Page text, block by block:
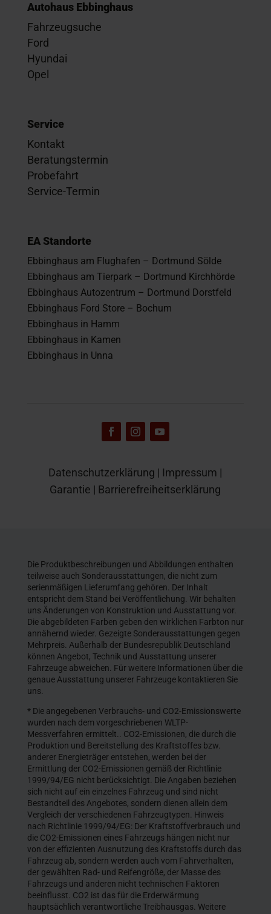
Autohaus Ebbinghaus
Fahrzeugsuche
Ford
Hyundai
Opel
Service
Kontakt
Beratungstermin
Probefahrt
Service-Termin
EA Standorte
Ebbinghaus am Flughafen – Dortmund Sölde
Ebbinghaus am Tierpark – Dortmund Kirchhörde
Ebbinghaus Autozentrum – Dortmund Dorstfeld
Ebbinghaus Ford Store – Bochum
Ebbinghaus in Hamm
Ebbinghaus in Kamen
Ebbinghaus in Unna
Datenschutzerklärung | Impressum |
Garantie | Barrierefreiheitserklärung
Die Produktbeschreibungen und Abbildungen enthalten
teilweise auch Sonderausstattungen, die nicht zum
serienmäßigen Lieferumfang gehören. Der Inhalt
entspricht dem Stand bei Veröffentlichung. Wir behalten
uns Änderungen von Konstruktion und Ausstattung vor.
Die abgebildeten Farben geben den wirklichen Farbton nur
annähernd wieder. Gezeigte Sonderausstattungen gegen
Mehrpreis. Außerhalb der Bundesrepublik Deutschland
können Angebot, Technik und Ausstattung unserer
Fahrzeuge abweichen. Für weitere Informationen über die
genaue Ausstattung unserer Fahrzeuge kontaktieren Sie
uns.
* Die angegebenen Verbrauchs- und CO2-Emissionswerte
wurden nach dem vorgeschriebenen WLTP-
Messverfahren ermittelt.. CO2-Emissionen, die durch die
Produktion und Bereitstellung des Kraftstoffes bzw.
anderer Energieträger entstehen, werden bei der
Ermittlung der CO2-Emissionen gemäß der Richtlinie
1999/94/EG nicht berücksichtigt. Die Angaben beziehen
sich nicht auf ein einzelnes Fahrzeug und sind nicht
Bestandteil des Angebotes, sondern dienen allein dem
Vergleich der verschiedenen Fahrzeugtypen. Hinweis
nach Richtlinie 1999/94/EG: Der Kraftstoffverbrauch und
die CO2-Emissionen eines Fahrzeugs hängen nicht nur
von der effizienten Ausnutzung des Kraftstoffs durch das
Fahrzeug ab, sondern werden auch vom Fahrverhalten,
der gewählten Rad- und Reifengröße, der Masse des
Fahrzeugs und anderen nicht technischen Faktoren
beeinflusst. CO2 ist das für die Erderwärmung
hauptsächlich verantwortliche Treibhausgas. Weitere